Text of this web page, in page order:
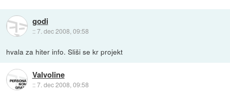
godi
::7. dec 2008, 09:58
hvala za hiter info. Sliši se kr projekt
Valvoline
::7. dec 2008, 09:58